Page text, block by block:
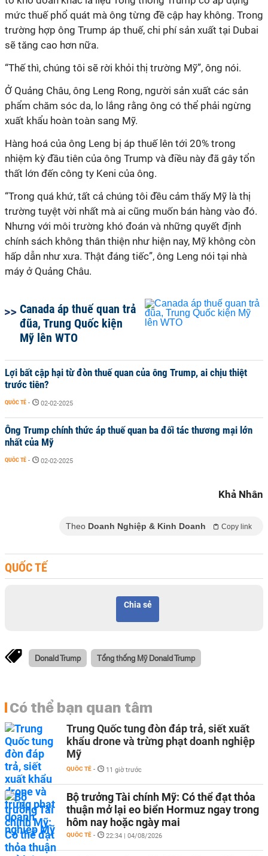
mức thuế phổ quát mà ông từng đề cập hay không. Trong
trường hợp ông Trump áp thuế, chi phí sản xuất tại Dubai
sẽ tăng cao hơn nữa.
“Thế thì, chúng tôi sẽ rời khỏi thị trường Mỹ”, ông nói.
Ở Quảng Châu, ông Leng Rong, người sản xuất các sản
phẩm chăm sóc da, lo lắng rằng ông có thể phải ngừng
xuất khẩu hoàn toàn sang Mỹ.
Hàng hoá của ông Leng bị áp thuế lên tới 20% trong
nhiệm kỳ đầu tiên của ông Trump và điều này đã gây tổn
thất lớn đến công ty Keni của ông.
“Trong quá khứ, tất cả chúng tôi đều cảm thấy Mỹ là thị
trường tuyệt vời nhất mà ai cũng muốn bán hàng vào đó.
Nhưng với môi trường khó đoán và những quyết định
chính sách không thân thiện như hiện nay, Mỹ không còn
hấp dẫn như xưa. Thật đáng tiếc”, ông Leng nói tại nhà
máy ở Quảng Châu.
Canada áp thuế quan trả
đũa, Trung Quốc kiện
Mỹ lên WTO
Lợi bất cập hại từ đòn thuế quan của ông Trump, ai chịu thiệt
trước tiên?
QUỐC TẾ - 02-02-2025
Ông Trump chính thức áp thuế quan ba đối tác thương mại lớn
nhất của Mỹ
QUỐC TẾ - 02-02-2025
Khả Nhân
Theo Doanh Nghiệp & Kinh Doanh Copy link
QUỐC TẾ
Chia sẻ
Donald Trump Tổng thống Mỹ Donald Trump
Có thể bạn quan tâm
Trung Quốc tung đòn đáp trả, siết xuất
khẩu drone và trừng phạt doanh nghiệp
Mỹ
QUỐC TẾ - 11 giờ trước
Bộ trưởng Tài chính Mỹ: Có thể đạt thỏa
thuận mở lại eo biển Hormuz ngay trong
hôm nay hoặc ngày mai
QUỐC TẾ - 22:34 | 04/08/2026